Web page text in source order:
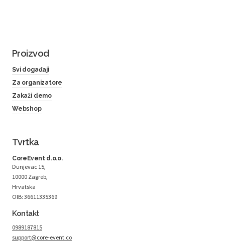
Proizvod
Svi događaji
Za organizatore
Zakaži demo
Webshop
Tvrtka
CoreEvent d.o.o.
Dunjevac 15,
10000 Zagreb,
Hrvatska
OIB: 36611335369
Kontakt
0989187815
support@core-event.co